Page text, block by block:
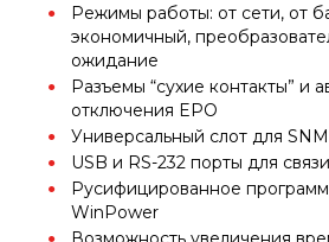
Режимы работы: от сети, от
экономичный,
ожидание
Разъемы “сухие контакты” и
отключения EPO
Универсальный слот для
USB и RS-232 порты для
Русифицированное
WinPower